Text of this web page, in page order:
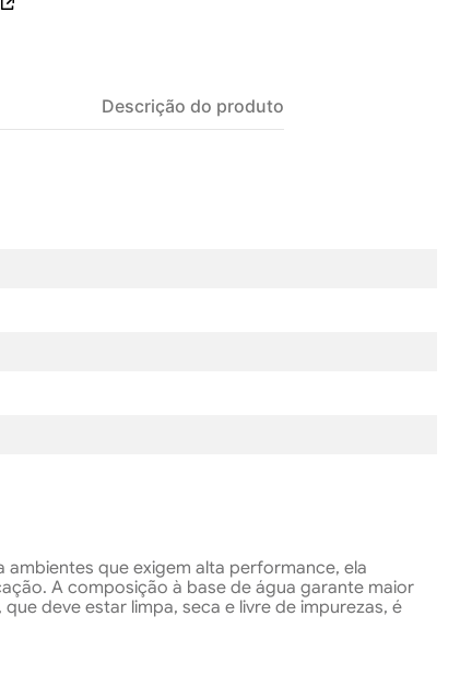
Descrição do produto
que exigem alta performance, ela
A composição à base de água garante maior
deve estar limpa, seca e livre de impurezas, é